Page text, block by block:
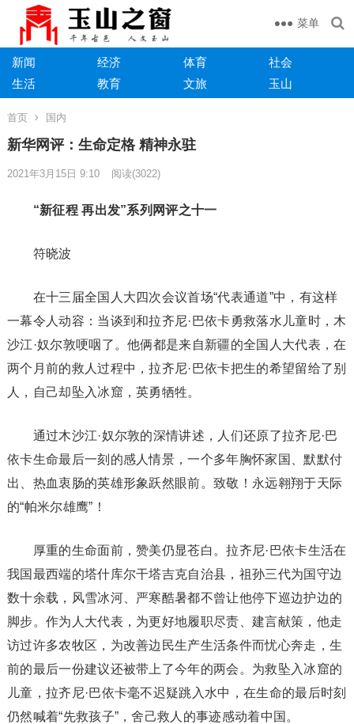
菜单
新闻 经济 体育
社会
生活
教育 文旅 玉山
首页 国内
新华网评：生命定格 精神永驻
2021年3月15日 9:10 阅读(3022)
“新征程 再出发”系列网评之十一
符晓波
在十三届全国人大四次会议首场“代表通道”中，有这样
一幕令人动容：当谈到和拉齐尼·巴依卡勇救落水儿童时，木
沙江·奴尔敦哽咽了。他俩都是来自新疆的全国人大代表，在
两个月前的救人过程中，拉齐尼·巴依卡把生的希望留给了别
人，自己却坠入冰窟，英勇牺牲。
通过木沙江·奴尔敦的深情讲述，人们还原了拉齐尼·巴
依卡生命最后一刻的感人情景，一个多年胸怀家国、默默付
出、热血衷肠的英雄形象跃然眼前。致敬！永远翱翔于天际
的“帕米尔雄鹰”！
厚重的生命面前，赞美仍显苍白。拉齐尼·巴依卡生活在
我国最西端的塔什库尔干塔吉克自治县，祖孙三代为国守边
数十余载，风雪冰河、严寒酷暑都不曾让他停下巡边护边的
脚步。作为人大代表，为更好地履职尽责、建言献策，他走
访过许多农牧区，为改善边民生产生活条件而忧心奔走，生
前的最后一份建议还被带上了今年的两会。为救坠入冰窟的
儿童，拉齐尼·巴依卡毫不迟疑跳入水中，在生命的最后时刻
仍然喊着“先救孩子”，舍己救人的事迹感动着中国。